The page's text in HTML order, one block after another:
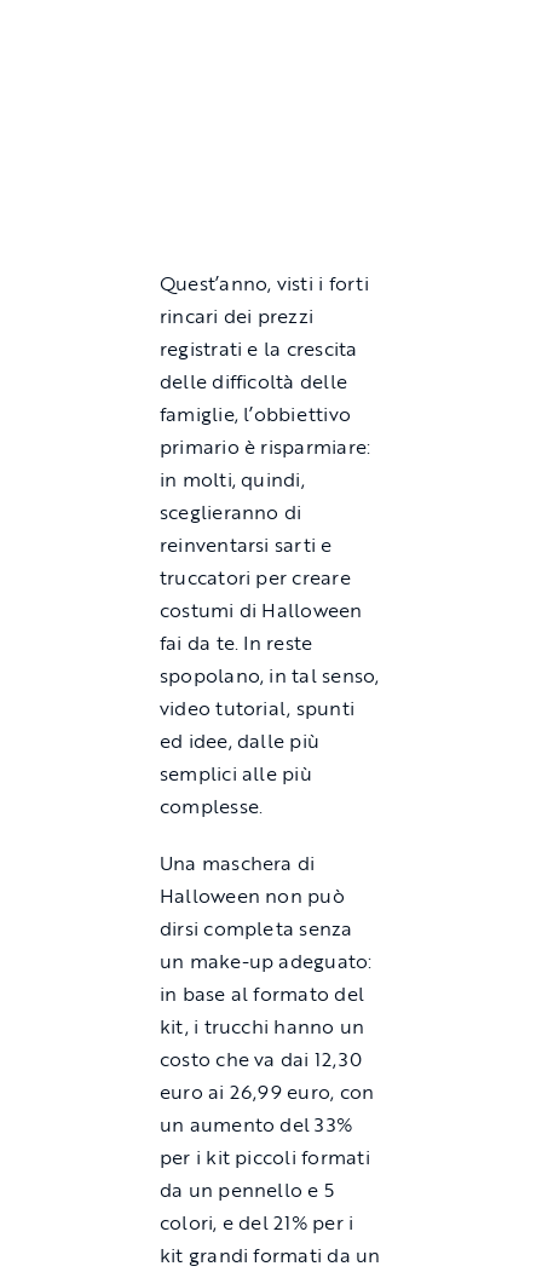
Quest’anno, visti i forti
rincari dei prezzi
registrati e la crescita
delle difficoltà delle
famiglie, l’obbiettivo
primario è risparmiare:
in molti, quindi,
sceglieranno di
reinventarsi sarti e
truccatori per creare
costumi di Halloween
fai da te. In reste
spopolano, in tal senso,
video tutorial, spunti
ed idee, dalle più
semplici alle più
complesse.
Una maschera di
Halloween non può
dirsi completa senza
un make-up adeguato:
in base al formato del
kit, i trucchi hanno un
costo che va dai 12,30
euro ai 26,99 euro, con
un aumento del 33%
per i kit piccoli formati
da un pennello e 5
colori, e del 21% per i
kit grandi formati da un